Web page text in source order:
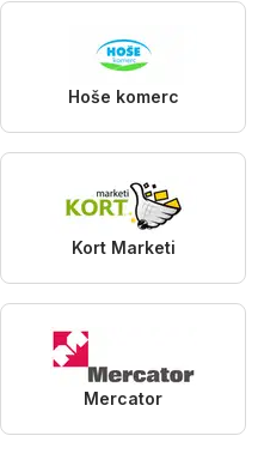
Hoše komerc
Kort Marketi
Mercator